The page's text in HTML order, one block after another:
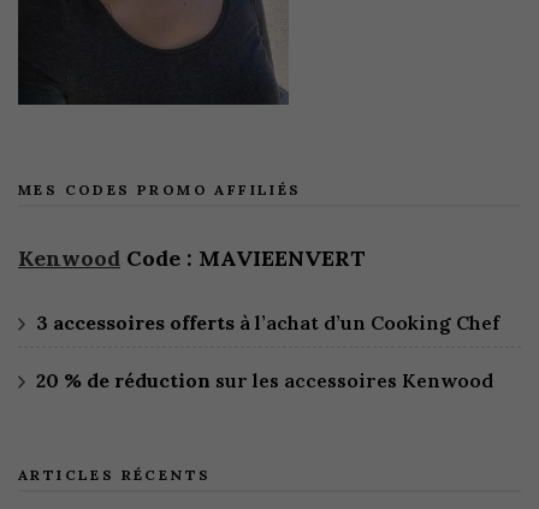
MES CODES PROMO AFFILIÉS
Kenwood Code : MAVIEENVERT
3 accessoires offerts à l’achat d’un Cooking Chef
20 % de réduction sur les accessoires Kenwood
ARTICLES RÉCENTS